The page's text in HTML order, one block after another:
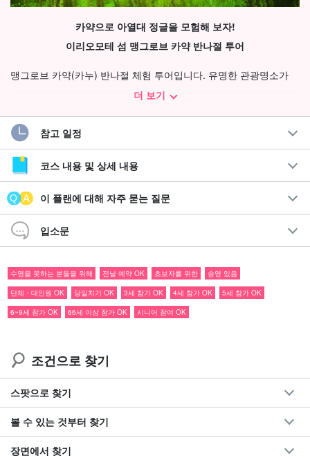
카약으로 아열대 정글을 모험해 보자!
이리오모테 섬 맹그로브 카약 반나절 투어
맹그로브 카약(카누) 반나절 체험 투어입니다. 유명한 관광명소가
아닌, 조용하고 여유롭게 이리오모테의 자연을 즐길 수 있는 현장으
로 안내합니다.
메인 필드는 생물의 보물창고인 나카나가와 강입니다. 유람선이 들
어갈 수 없는 카약(카누)만이 통과할 수 있는 숲속 터널을 통과한다!
일본 최고의 맹그로브 유역 면적을 자랑한다!
나카마가와(나카마가와) 안내
더 보기
참고 일정
코스 내용 및 상세 내용
이 플랜에 대해 자주 묻는 질문
입소문
수영을 못하는 분들을 위해 전날 예약 OK 초보자를 위한
송영 있음
단체・대인원 OK
당일치기 OK 3세 참가 OK 4세 참가 OK
5세 참가 OK
6~9세 참가 OK
66세 이상 참가 OK 시니어 참여 OK
조건으로 찾기
스팟으로 찾기
볼 수 있는 것부터 찾기
장면에서 찾기